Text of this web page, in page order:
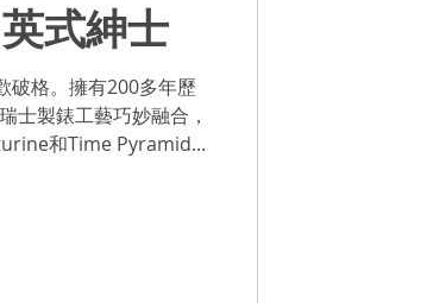
式紳士
破格。擁有200多年歷
士製錶工藝巧妙融合，
和Time Pyramid...